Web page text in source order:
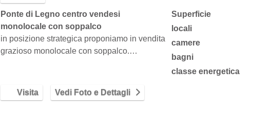
Ponte di Legno centro vendesi
monolocale con soppalco
in posizione strategica proponiamo in vendita
grazioso monolocale con soppalco.…
Superficie
locali
camere
bagni
classe energetica
Visita Vedi Foto e Dettagli